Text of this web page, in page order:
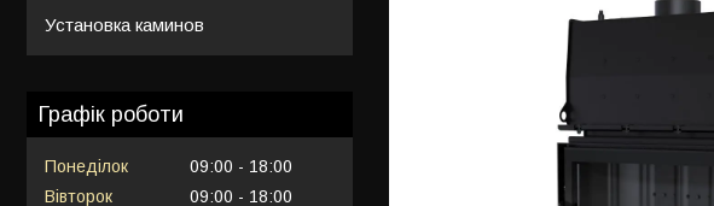
Установка каминов
Графік роботи
Понеділок 09:00
18:00
Вівторок
09:00
18:00